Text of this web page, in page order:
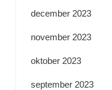
december 2023
november 2023
oktober 2023
september 2023